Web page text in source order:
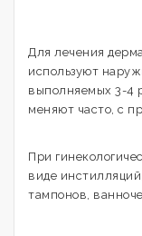
Для лечения
используют
выполняемых 3-4
меняют часто, с
При
виде
тампонов,